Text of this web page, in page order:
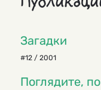
Загадки
#12 / 2001
Поглядите,